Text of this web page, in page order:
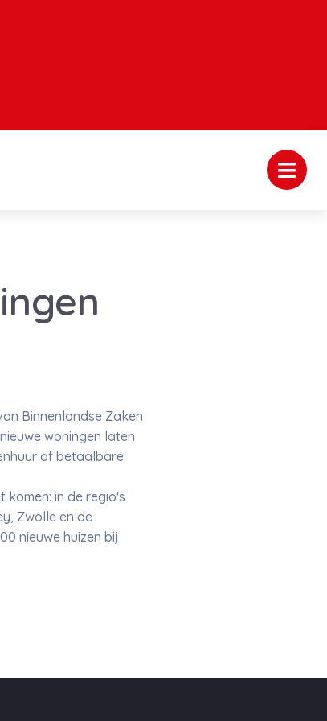
Binnenlandse Zaken
woningen laten
of betaalbare
in de regio's
Zwolle en de
nieuwe huizen bij